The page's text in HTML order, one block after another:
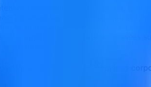
nécessaires pour collecter,
Couvrant les mesures essentielles,
et des études de cas réels. Les
et à appliquer des stratégies basées
vie privée.
en ligne ou sur mesure
Équipes